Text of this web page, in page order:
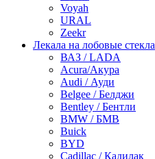
Voyah
URAL
Zeekr
Лекала на лобовые стекла
ВАЗ / LADA
Acura/Акура
Audi / Ауди
Belgee / Белджи
Bentley / Бентли
BMW / БМВ
Buick
BYD
Cadillac / Кадилак